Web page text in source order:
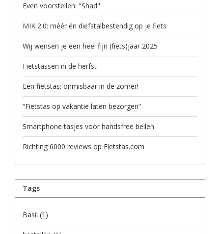
Even voorstellen: "Shad"
MIK 2.0: méér én diefstalbestendig op je fiets
Wij wensen je een heel fijn (fiets)jaar 2025
Fietstassen in de herfst
Een fietstas: onmisbaar in de zomer!
“Fietstas op vakantie laten bezorgen”
Smartphone tasjes voor handsfree bellen
Richting 6000 reviews op Fietstas.com
Tags
Basil (1)